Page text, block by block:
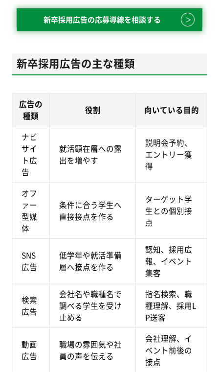
新卒採用広告の応募導線を相談する
新卒採用広告の主な種類
広告の
種類
役割 向いている目的
ナビ
サイ
ト広
告
就活顕在層への露
出を増やす
説明会予約、
エントリー獲
得
オフ
ァー
型媒
体
条件に合う学生へ
直接接点を作る
ターゲット学
生との個別接
点
SNS
広告
低学年や就活準備
層へ接点を作る
認知、採用広
報、イベント
集客
検索
広告
会社名や職種名で
調べる学生を受け
止める
指名検索、職
種理解、採用L
P送客
動画
広告
職場の雰囲気や社
員の声を伝える
会社理解、イ
ベント前後の
接点